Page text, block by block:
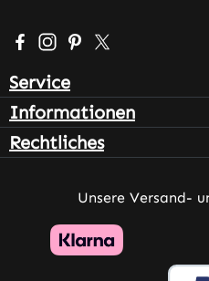
Besuche uns auf
Schau auf Instagram
Lass dich auf
Folge uns auf
Service
Informationen
Rechtliches
Unsere Versand-